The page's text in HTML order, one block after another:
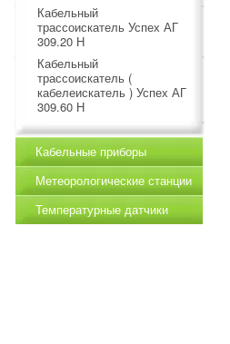
Кабельный
трассоискатель Успех АГ
309.20 Н
Кабельный
трассоискатель (
кабелеискатель ) Успех АГ
309.60 Н
Кабельные приборы
Метеорологические станции
Температурные датчики